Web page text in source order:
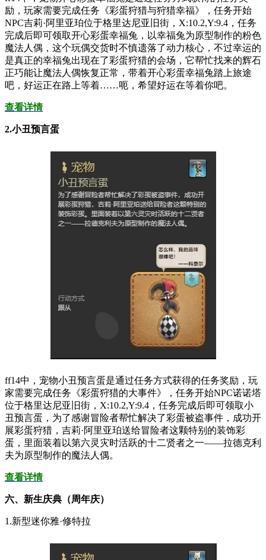
励，玩家需要完成任务《彩蛋狩猎与狩猎幸福》，任务开始
NPC吉莉·阿里亚珀位于格里达尼亚旧街，X:10.2,Y:9.4，任务
完成后即可领取开心彩蛋幸福兔，以幸福兔为原型制作的粉色
魔法人偶，这个玩偶交货时不慎遗落了动力核心，不过幸运的
是真正的幸福兔出现在了彩蛋狩猎的会场，它帮忙找来的辉石
正巧能让魔法人偶恢复正常，带着开心彩蛋幸福兔踏上旅途
吧，好运正在路上等着……呃，希望好运在等着你吧。
查看详情
2.小丑预言蛋
ff14中，宠物小丑预言蛋是通过任务方式获得的任务奖励，玩
家需要完成任务《彩蛋狩猎的大事件》，任务开始NPC诺诺塔
位于格里达尼亚旧街，X:10.2,Y:9.4，任务完成后即可领取小
丑预言蛋，为了感谢冒险者帮忙解决了彩蛋被盗事件，成功开
展彩蛋狩猎，吉莉·阿里亚珀送给冒险者这颗特别的装饰彩
蛋，里面装着以第六灵灾时活跃的十二贤者之一——拉德克利
夫为原型制作的魔法人偶。
查看详情
六、新生庆典（周年庆）
1.新型迷你雅·修特拉